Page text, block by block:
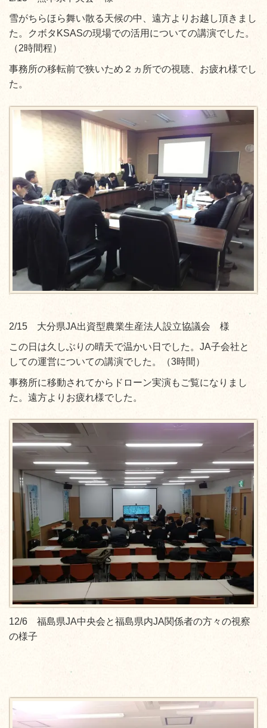
雪がちらほら舞い散る天候の中、遠方よりお越し頂きまし
た。クボタKSASの現場での活用についての講演でした。
（2時間程）
事務所の移転前で狭いため２ヵ所での視聴、お疲れ様でし
た。
2/15 大分県JA出資型農業生産法人設立協議会 様
この日は久しぶりの晴天で温かい日でした。JA子会社と
しての運営についての講演でした。（3時間）
事務所に移動されてからドローン実演もご覧になりまし
た。遠方よりお疲れ様でした。
12/6 福島県JA中央会と福島県内JA関係者の方々の視察
の様子